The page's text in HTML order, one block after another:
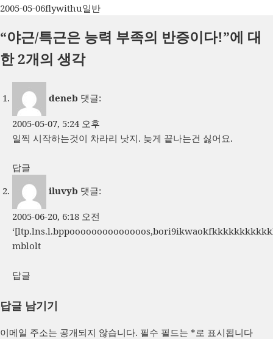
작
일
자
2005-05-06글
이
flywithu카
고
리
일반
“야근/특근은 능력 부족의 반증이다!”에 대
한 2개의 생각
deneb 댓글:
2005-05-07, 5:24 오후
일찍 시작하는것이 차라리 낫지. 늦게 끝나는건 싫어요.
답글
iluvyb 댓글:
2005-06-20, 6:18 오전
mblolt
답글
답글 남기기
이메일 주소는 공개되지 않습니다. 필수 필드는 *로 표시됩니다